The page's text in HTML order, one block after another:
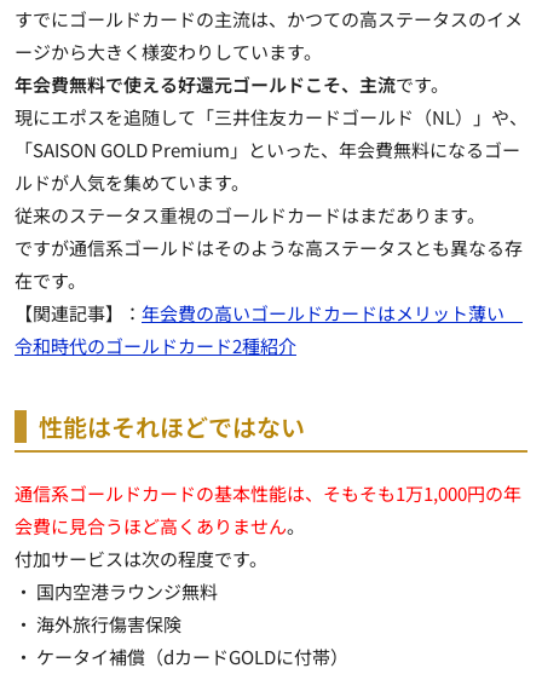
すでにゴールドカードの主流は、かつての高ステータスのイメ
ージから大きく様変わりしています。
年会費無料で使える好還元ゴールドこそ、主流です。
現にエポスを追随して「三井住友カードゴールド（NL）」や、
「SAISON GOLD Premium」といった、年会費無料になるゴー
ルドが人気を集めています。
従来のステータス重視のゴールドカードはまだあります。
ですが通信系ゴールドはそのような高ステータスとも異なる存
在です。
【関連記事】： 年会費の高いゴールドカードはメリット薄い
令和時代のゴールドカード2種紹介
性能はそれほどではない
通信系ゴールドカードの基本性能は、そもそも1万1,000円の年
会費に見合うほど高くありません。
付加サービスは次の程度です。
・ 国内空港ラウンジ無料
・ 海外旅行傷害保険
・ ケータイ補償（dカードGOLDに付帯）